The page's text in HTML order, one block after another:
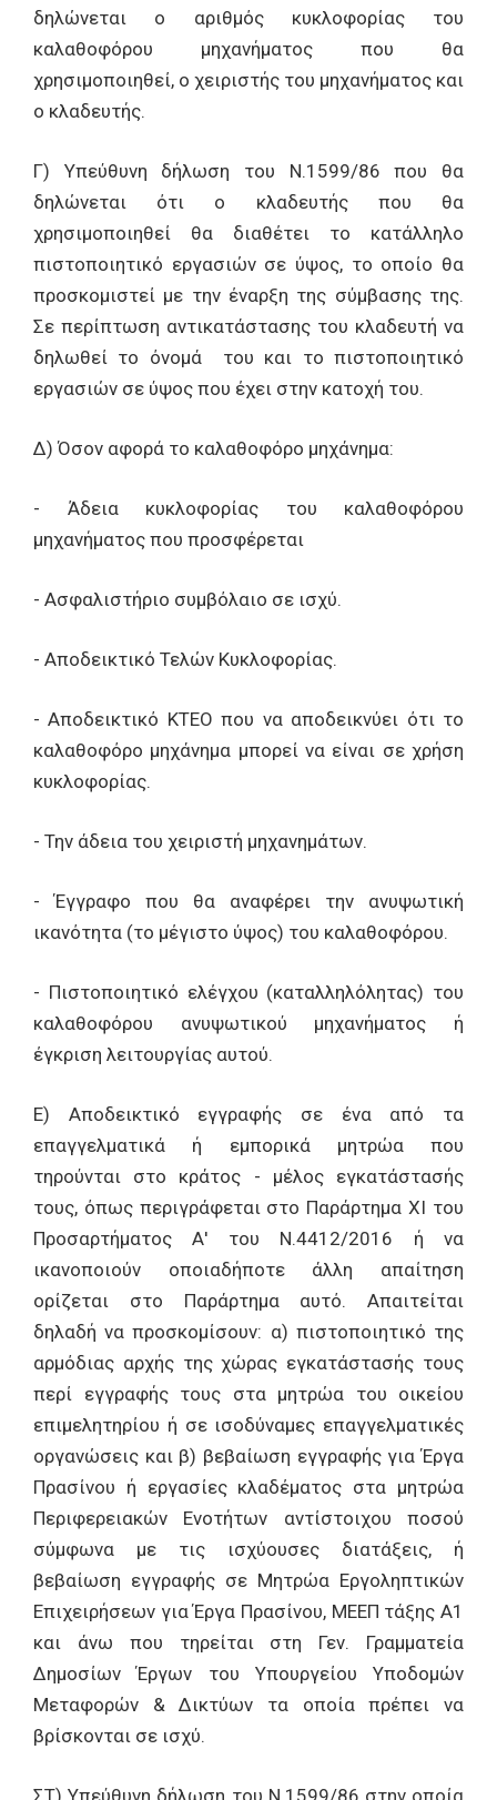
δηλώνεται ο αριθμός κυκλοφορίας του
καλαθοφόρου μηχανήματος που θα
χρησιμοποιηθεί, ο χειριστής του μηχανήματος και
ο κλαδευτής.
Γ) Υπεύθυνη δήλωση του Ν.1599/86 που θα
δηλώνεται ότι ο κλαδευτής που θα
χρησιμοποιηθεί θα διαθέτει το κατάλληλο
πιστοποιητικό εργασιών σε ύψος, το οποίο θα
προσκομιστεί με την έναρξη της σύμβασης της.
Σε περίπτωση αντικατάστασης του κλαδευτή να
δηλωθεί το όνομά του και το πιστοποιητικό
εργασιών σε ύψος που έχει στην κατοχή του.
Δ) Όσον αφορά το καλαθοφόρο μηχάνημα:
- Άδεια κυκλοφορίας του καλαθοφόρου
μηχανήματος που προσφέρεται
- Ασφαλιστήριο συμβόλαιο σε ισχύ.
- Αποδεικτικό Τελών Κυκλοφορίας.
- Αποδεικτικό ΚΤΕΟ που να αποδεικνύει ότι το
καλαθοφόρο μηχάνημα μπορεί να είναι σε χρήση
κυκλοφορίας.
- Την άδεια του χειριστή μηχανημάτων.
- Έγγραφο που θα αναφέρει την ανυψωτική
ικανότητα (το μέγιστο ύψος) του καλαθοφόρου.
- Πιστοποιητικό ελέγχου (καταλληλόλητας) του
καλαθοφόρου ανυψωτικού μηχανήματος ή
έγκριση λειτουργίας αυτού.
Ε) Αποδεικτικό εγγραφής σε ένα από τα
επαγγελματικά ή εμπορικά μητρώα που
τηρούνται στο κράτος - μέλος εγκατάστασής
τους, όπως περιγράφεται στο Παράρτημα XI του
Προσαρτήματος Α' του Ν.4412/2016 ή να
ικανοποιούν οποιαδήποτε άλλη απαίτηση
ορίζεται στο Παράρτημα αυτό. Απαιτείται
δηλαδή να προσκομίσουν: α) πιστοποιητικό της
αρμόδιας αρχής της χώρας εγκατάστασής τους
περί εγγραφής τους στα μητρώα του οικείου
επιμελητηρίου ή σε ισοδύναμες επαγγελματικές
οργανώσεις και β) βεβαίωση εγγραφής για Έργα
Πρασίνου ή εργασίες κλαδέματος στα μητρώα
Περιφερειακών Ενοτήτων αντίστοιχου ποσού
σύμφωνα με τις ισχύουσες διατάξεις, ή
βεβαίωση εγγραφής σε Μητρώα Εργοληπτικών
Επιχειρήσεων για Έργα Πρασίνου, ΜΕΕΠ τάξης Α1
και άνω που τηρείται στη Γεν. Γραμματεία
Δημοσίων Έργων του Υπουργείου Υποδομών
Μεταφορών & Δικτύων τα οποία πρέπει να
βρίσκονται σε ισχύ.
ΣΤ) Υπεύθυνη δήλωση του Ν.1599/86 στην οποία